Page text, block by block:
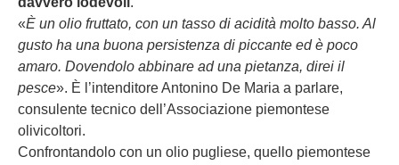
«È un olio fruttato, con un tasso di acidità molto basso. Al
gusto ha una buona persistenza di piccante ed è poco
amaro. Dovendolo abbinare ad una pietanza, direi il
pesce». È l’intenditore Antonino De Maria a parlare,
consulente tecnico dell’Associazione piemontese
olivicoltori.
Confrontandolo con un olio pugliese, quello piemontese